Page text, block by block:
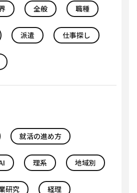
全般 職種
派遣 仕事探し
就活の進め方
理系 地域別
研究 経理